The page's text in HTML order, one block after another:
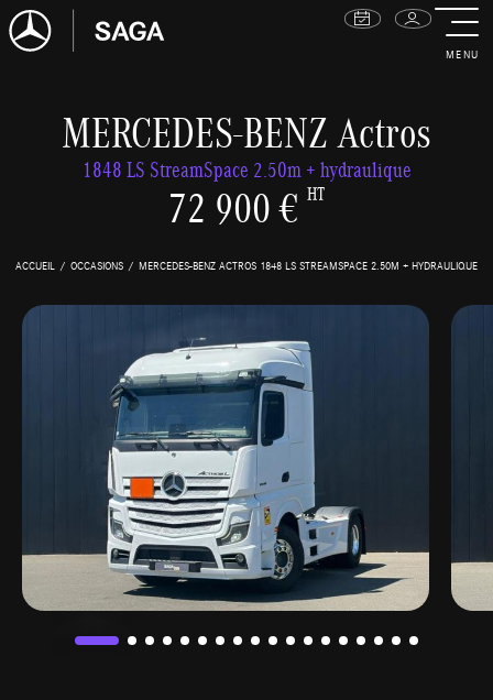
MENU
MERCEDES-BENZ Actros
1848 LS StreamSpace 2.50m + hydraulique
72 900 € HT
ACCUEIL OCCASIONS MERCEDES-BENZ ACTROS 1848 LS STREAMSPACE 2.50M + HYDRAULIQUE